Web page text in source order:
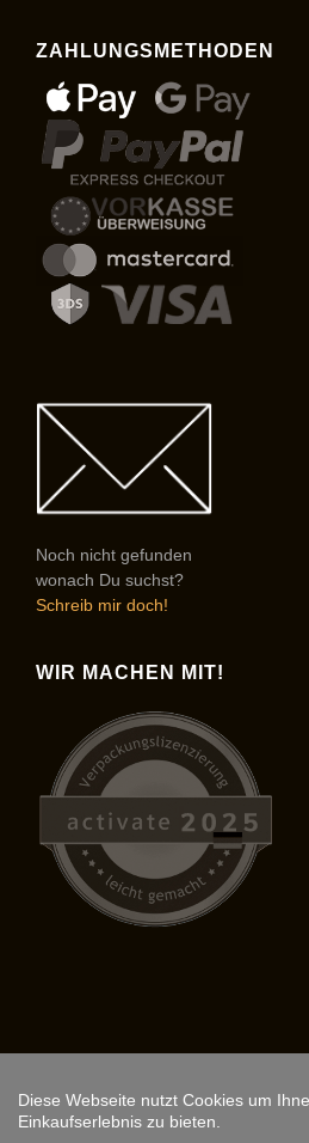
ZAHLUNGSMETHODEN
Noch nicht gefunden
wonach Du suchst?
Schreib mir doch!
WIR MACHEN MIT!
Copyright © 2026, ARS
Diese Webseite nutzt Cookies um
Einkaufserlebnis zu bieten.